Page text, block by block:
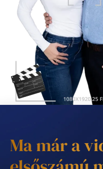
Ma már a